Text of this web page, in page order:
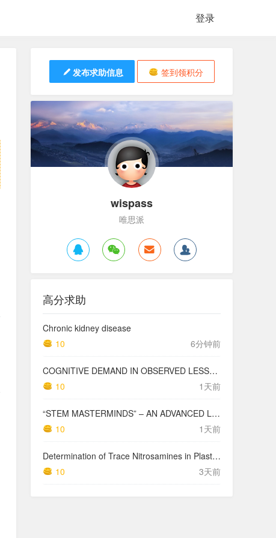
登录
发布求助信息 签到领积分
wispass
唯思派
高分求助
Chronic kidney disease
10
6分钟前
COGNITIVE DEMAND IN OBSERVED LESSONS AND NATIONAL TESTING COMPARED TO PISA MATHEMATICS RESULTS IN LATVIA
10
1天前
“STEM MASTERMINDS” – AN ADVANCED LEVEL INTEGRATED STEM CURRICULUM
10
1天前
Determination of Trace Nitrosamines in Plastic Pharmaceutical Packaging Materials
10
3天前